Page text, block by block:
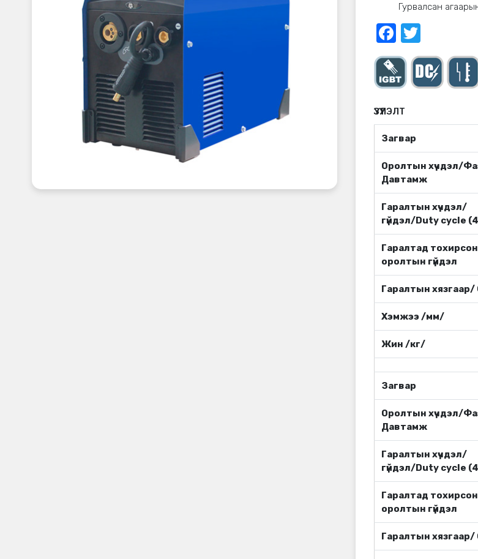
Гурвалсан
Facebook
ҮЗҮҮЛЭЛТ
Загвар
Оролтын хүчдэл/
Давтамж
Гаралтын хүчдэл/
гүйдэл/Duty cycle
Гаралтад тохирсон
оролтын гүйдэл
Гаралтын хязгаар/
Хэмжээ /мм/
Жин /кг/
Загвар
Оролтын хүчдэл/
Давтамж
Гаралтын хүчдэл/
гүйдэл/Duty cycle
Гаралтад тохирсон
оролтын гүйдэл
Гаралтын хязгаар/